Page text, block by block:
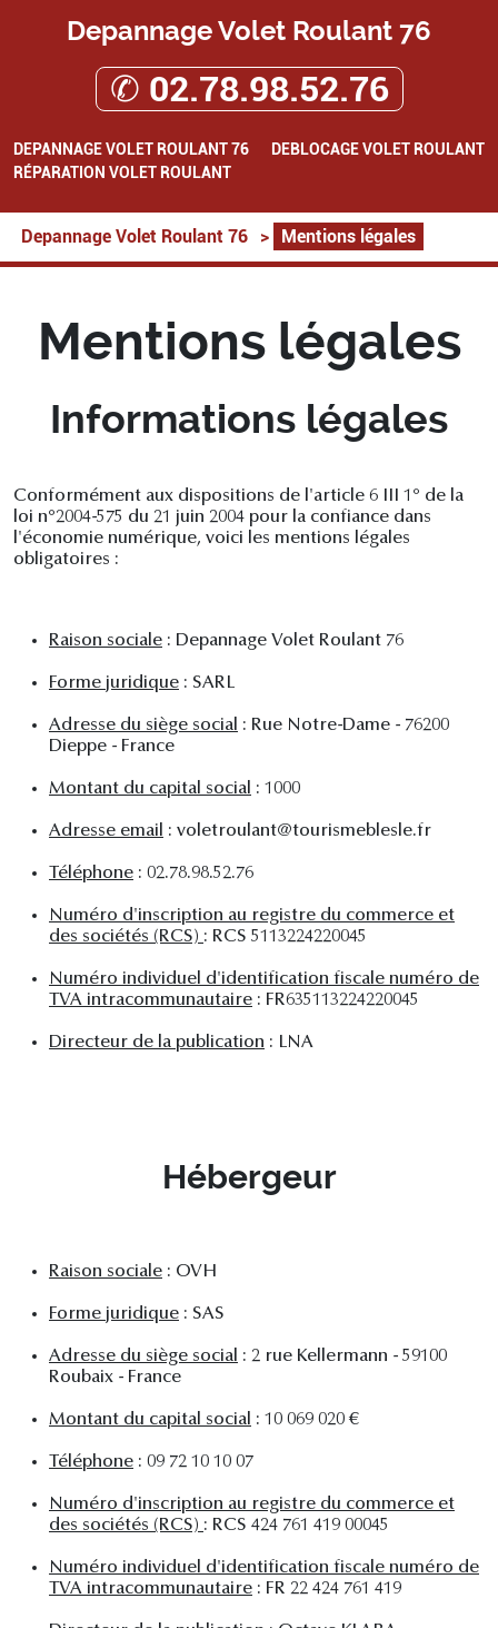
Depannage Volet Roulant 76
✆ 02.78.98.52.76
DEPANNAGE VOLET ROULANT 76
DEBLOCAGE VOLET ROULANT
RÉPARATION VOLET ROULANT
Depannage Volet Roulant 76 > Mentions légales
Mentions légales
Informations légales
Conformément aux dispositions de l'article 6 III 1° de la
loi n°2004-575 du 21 juin 2004 pour la confiance dans
l'économie numérique, voici les mentions légales
obligatoires :
Raison sociale : Depannage Volet Roulant 76
Forme juridique : SARL
Adresse du siège social : Rue Notre-Dame - 76200
Dieppe - France
Montant du capital social : 1000
Adresse email : voletroulant@tourismeblesle.fr
Téléphone : 02.78.98.52.76
Numéro d'inscription au registre du commerce et
des sociétés (RCS) : RCS 5113224220045
Numéro individuel d'identification fiscale numéro de
TVA intracommunautaire : FR635113224220045
Directeur de la publication : LNA
Hébergeur
Raison sociale : OVH
Forme juridique : SAS
Adresse du siège social : 2 rue Kellermann - 59100
Roubaix - France
Montant du capital social : 10 069 020 €
Téléphone : 09 72 10 10 07
Numéro d'inscription au registre du commerce et
des sociétés (RCS) : RCS 424 761 419 00045
Numéro individuel d'identification fiscale numéro de
TVA intracommunautaire : FR 22 424 761 419